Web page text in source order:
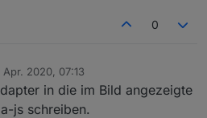
0
Apr. 2020, 07:13
in die im Bild angezeigte
js schreiben.